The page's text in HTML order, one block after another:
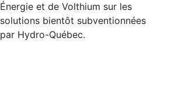
Énergie et de Volthium sur les
solutions bientôt subventionnées
par Hydro-Québec.